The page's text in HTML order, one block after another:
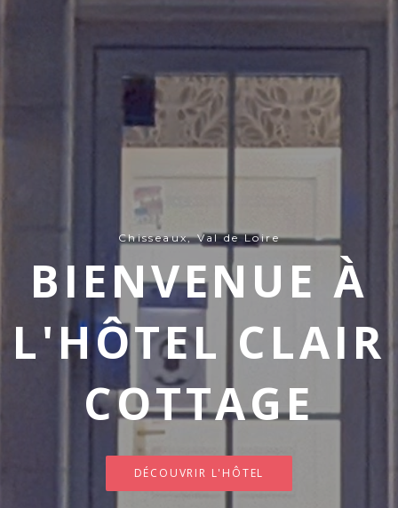
Chisseaux, Val de Loire
BIENVENUE À
L'HÔTEL CLAIR
COTTAGE
DÉCOUVRIR L'HÔTEL